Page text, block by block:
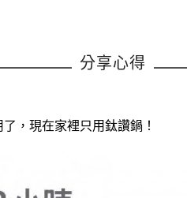
分享心得
，現在家裡只用鈦讚鍋！